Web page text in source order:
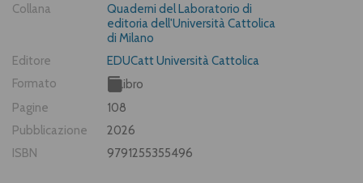
Collana
Quaderni del Laboratorio di
editoria dell'Università Cattolica
di Milano
Editore
EDUCatt Università Cattolica
Formato
Libro
Pagine
108
Pubblicazione
2026
ISBN
9791255355496